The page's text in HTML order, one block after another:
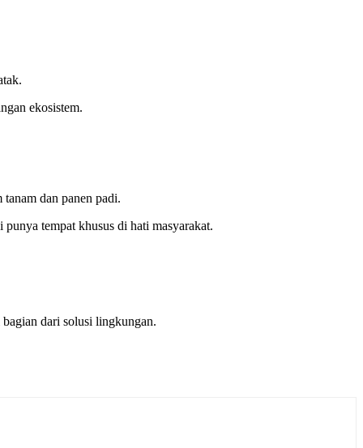
ekosistem.
dan panen padi.
tempat khusus di hati masyarakat.
dari solusi lingkungan.